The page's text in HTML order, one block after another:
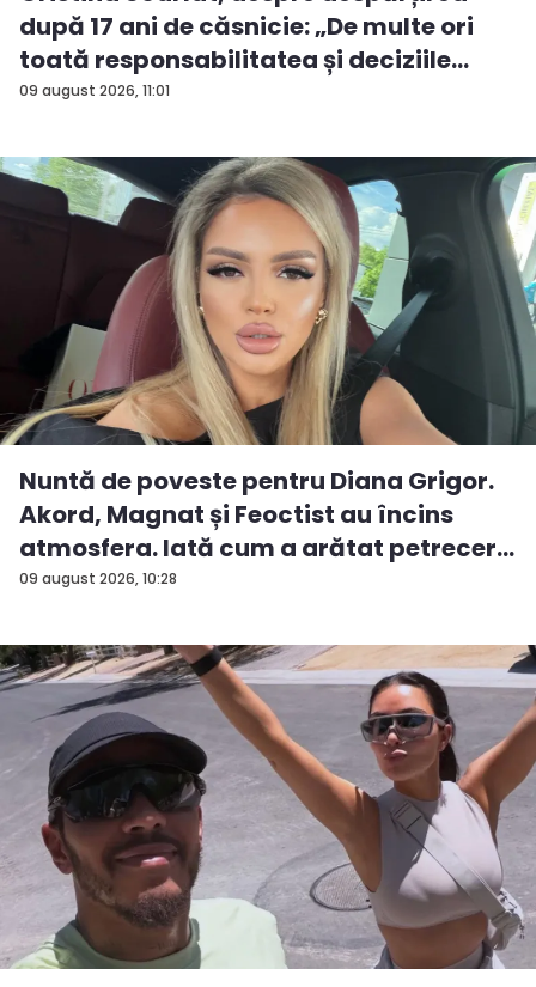
09 august 2026, 11:01
după 17 ani de căsnicie: „De multe ori
toată responsabilitatea și deciziile
erau...
09 august 2026, 10:28
Nuntă de poveste pentru Diana Grigor.
Akord, Magnat și Feoctist au încins
atmosfera. Iată cum a arătat petrecer...